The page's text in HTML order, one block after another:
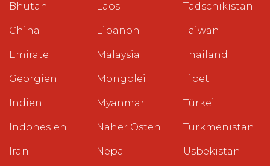
Bhutan
China
Emirate
Georgien
Indien
Indonesien
Iran
Laos
Libanon
Malaysia
Mongolei
Myanmar
Naher Osten
Nepal
Tadschikistan
Taiwan
Thailand
Tibet
Türkei
Turkmenistan
Usbekistan